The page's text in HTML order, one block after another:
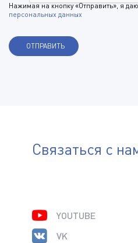
Нажимая на кнопку «Отправить», я
персональных данных
Связаться с
YOUTUBE
VK